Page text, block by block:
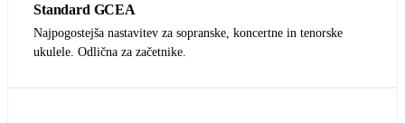
Standard GCEA
Najpogostejša nastavitev za sopranske, koncertne in tenorske
ukulele. Odlična za začetnike.